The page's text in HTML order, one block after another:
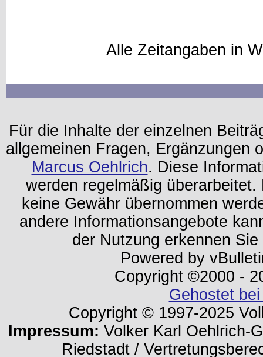
Alle Zeitangaben in
Für die Inhalte der einzelnen
allgemeinen Fragen, Ergänzungen
Marcus Oehlrich. Diese
werden regelmäßig
keine Gewähr übernommen
andere Informationsangebote
der Nutzung erkennen
Powered by
Copyright ©2000 -
Gehostet
Copyright © 1997-2025
Impressum: Volker Karl Oehlrich-
Riedstadt /